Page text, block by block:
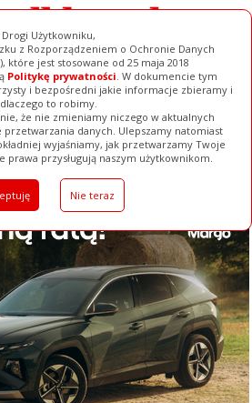
Drogi Użytkowniku,
z Rozporządzeniem o Ochronie Danych
które jest stosowane od 25 maja 2018
Politykę prywatności. W dokumencie tym
i bezpośredni jakie informacje zbieramy i
dlaczego to robimy.
że nie zmieniamy niczego w aktualnych
przetwarzania danych. Ulepszamy natomiast
wyjaśniamy, jak przetwarzamy Twoje
prawa przysługują naszym użytkownikom.
Nie teraz
Galerie Baza Firm Pełna Wersja